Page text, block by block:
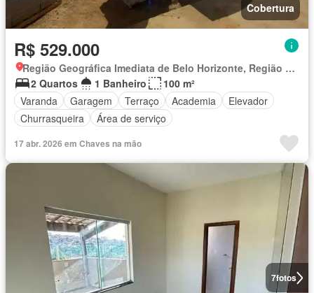
Cobertura
R$ 529.000
Região Geográfica Imediata de Belo Horizonte, Região Metropolitana de Belo Horizonte
2 Quartos
1 Banheiro
100 m²
Varanda
Garagem Terraço Academia
Elevador
Churrasqueira
Área de serviço
17 abr. 2026 em Chaves na mão
7fotos